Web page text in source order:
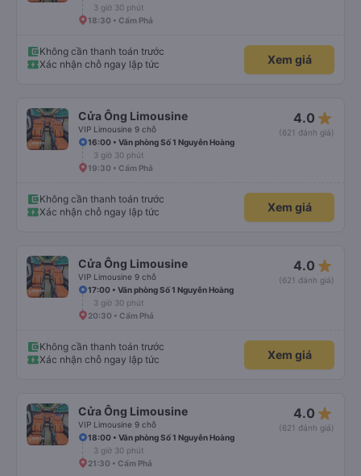
3 giờ 30 phút
18:30 • Cẩm Phả
Không cần thanh toán trước
Xác nhận chỗ ngay lập tức
Xem giá
Cửa Ông Limousine
VIP Limousine 9 chỗ
4.0 star_rate
(621 đánh giá)
16:00 • Văn phòng Số 1 Nguyễn Hoàng
3 giờ 30 phút
19:30 • Cẩm Phả
Không cần thanh toán trước
Xác nhận chỗ ngay lập tức
Xem giá
Cửa Ông Limousine
VIP Limousine 9 chỗ
4.0 star_rate
(621 đánh giá)
17:00 • Văn phòng Số 1 Nguyễn Hoàng
3 giờ 30 phút
20:30 • Cẩm Phả
Không cần thanh toán trước
Xác nhận chỗ ngay lập tức
Xem giá
Cửa Ông Limousine
VIP Limousine 9 chỗ
4.0 star_rate
(621 đánh giá)
18:00 • Văn phòng Số 1 Nguyễn Hoàng
3 giờ 30 phút
21:30 • Cẩm Phả